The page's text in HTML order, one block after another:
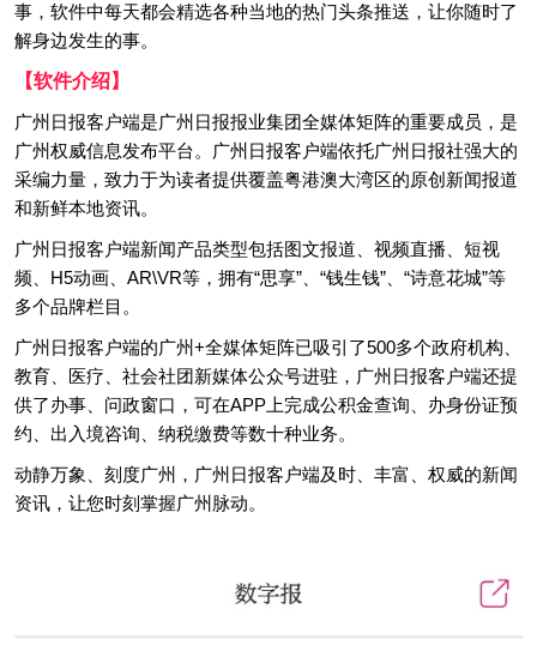
事，软件中每天都会精选各种当地的热门头条推送，让你随时了
解身边发生的事。
【软件介绍】
广州日报客户端是广州日报报业集团全媒体矩阵的重要成员，是
广州权威信息发布平台。广州日报客户端依托广州日报社强大的
采编力量，致力于为读者提供覆盖粤港澳大湾区的原创新闻报道
和新鲜本地资讯。
广州日报客户端新闻产品类型包括图文报道、视频直播、短视
频、H5动画、AR\VR等，拥有“思享”、“钱生钱”、“诗意花城”等
多个品牌栏目。
广州日报客户端的广州+全媒体矩阵已吸引了500多个政府机构、
教育、医疗、社会社团新媒体公众号进驻，广州日报客户端还提
供了办事、问政窗口，可在APP上完成公积金查询、办身份证预
约、出入境咨询、纳税缴费等数十种业务。
动静万象、刻度广州，广州日报客户端及时、丰富、权威的新闻
资讯，让您时刻掌握广州脉动。